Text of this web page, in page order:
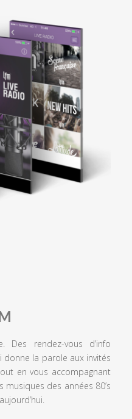
Des rendez-vous d’info
la parole aux invités
en vous accompagnant
des années 80’s